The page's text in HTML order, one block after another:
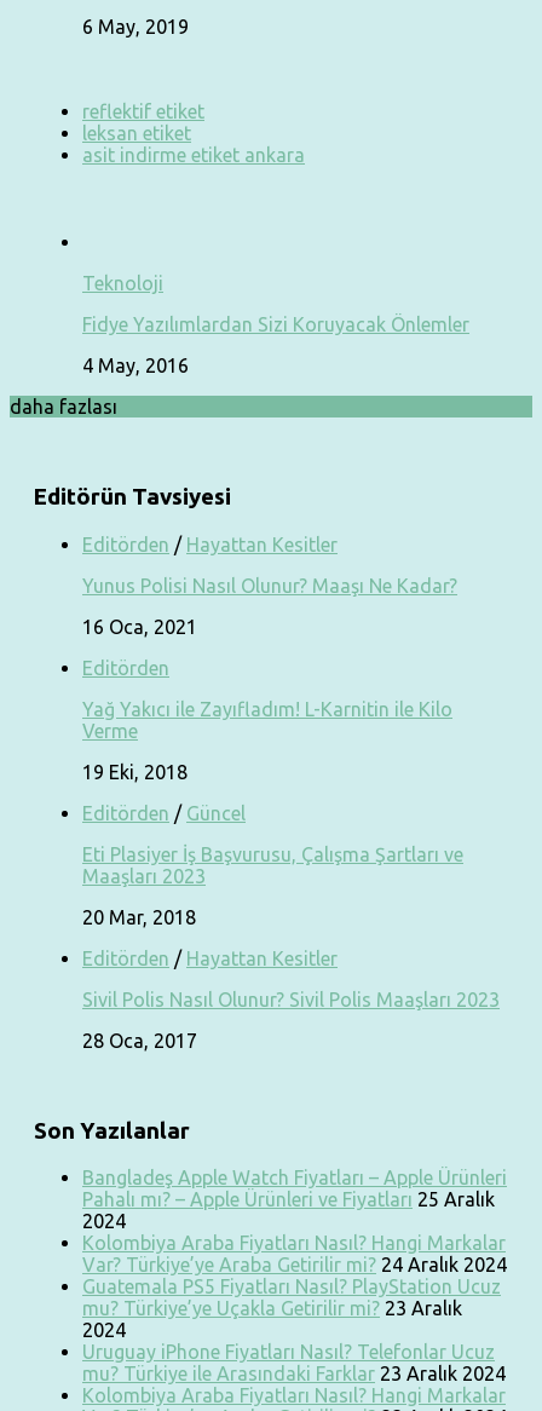
6 May, 2019
reflektif etiket
leksan etiket
asit indirme etiket ankara
Teknoloji
Fidye Yazılımlardan Sizi Koruyacak Önlemler
4 May, 2016
daha fazlası
Editörün Tavsiyesi
Editörden / Hayattan Kesitler
Yunus Polisi Nasıl Olunur? Maaşı Ne Kadar?
16 Oca, 2021
Editörden
Yağ Yakıcı ile Zayıfladım! L-Karnitin ile Kilo
Verme
19 Eki, 2018
Editörden / Güncel
Eti Plasiyer İş Başvurusu, Çalışma Şartları ve
Maaşları 2023
20 Mar, 2018
Editörden / Hayattan Kesitler
Sivil Polis Nasıl Olunur? Sivil Polis Maaşları 2023
28 Oca, 2017
Son Yazılanlar
Bangladeş Apple Watch Fiyatları – Apple Ürünleri
Pahalı mı? – Apple Ürünleri ve Fiyatları 25 Aralık
2024
Kolombiya Araba Fiyatları Nasıl? Hangi Markalar
Var? Türkiye’ye Araba Getirilir mi? 24 Aralık 2024
Guatemala PS5 Fiyatları Nasıl? PlayStation Ucuz
mu? Türkiye’ye Uçakla Getirilir mi? 23 Aralık
2024
Uruguay iPhone Fiyatları Nasıl? Telefonlar Ucuz
mu? Türkiye ile Arasındaki Farklar 23 Aralık 2024
Kolombiya Araba Fiyatları Nasıl? Hangi Markalar